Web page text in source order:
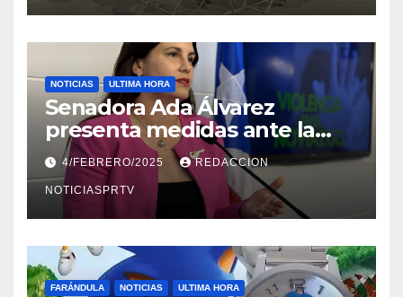
NOTICIAS ULTIMA HORA
Senadora Ada Álvarez
presenta medidas ante la
violencia en el noviazgo
4/FEBRERO/2025 REDACCION
NOTICIASPRTV
FARÁNDULA NOTICIAS ULTIMA HORA